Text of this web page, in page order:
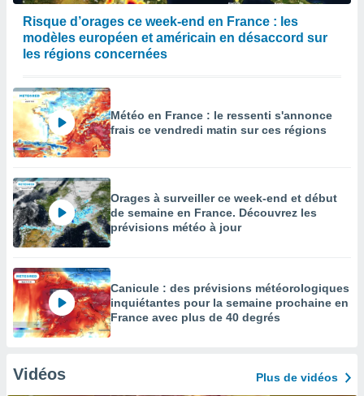
Risque d’orages ce week-end en France : les
modèles européen et américain en désaccord sur
les régions concernées
Météo en France : le ressenti s'annonce
frais ce vendredi matin sur ces régions
Orages à surveiller ce week-end et début
de semaine en France. Découvrez les
prévisions météo à jour
Canicule : des prévisions météorologiques
inquiétantes pour la semaine prochaine en
France avec plus de 40 degrés
Vidéos Plus de vidéos